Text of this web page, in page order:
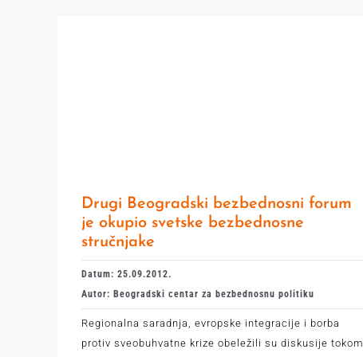
Drugi Beogradski bezbednosni forum
je okupio svetske bezbednosne
stručnjake
Datum: 25.09.2012.
Autor: Beogradski centar za bezbednosnu politiku
Regionalna saradnja, evropske integracije i borba
protiv sveobuhvatne krize obeležili su diskusije tokom